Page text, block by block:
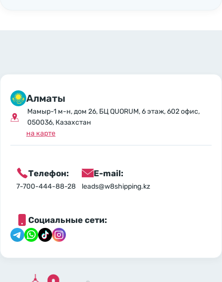
Алматы
Мамыр-1 м-н, дом 26, БЦ QUORUM, 6 этаж, 602 офис,
050036, Казахстан
на карте
Телефон:
7-700-444-88-28
E-mail:
leads@w8shipping.kz
Социальные сети: